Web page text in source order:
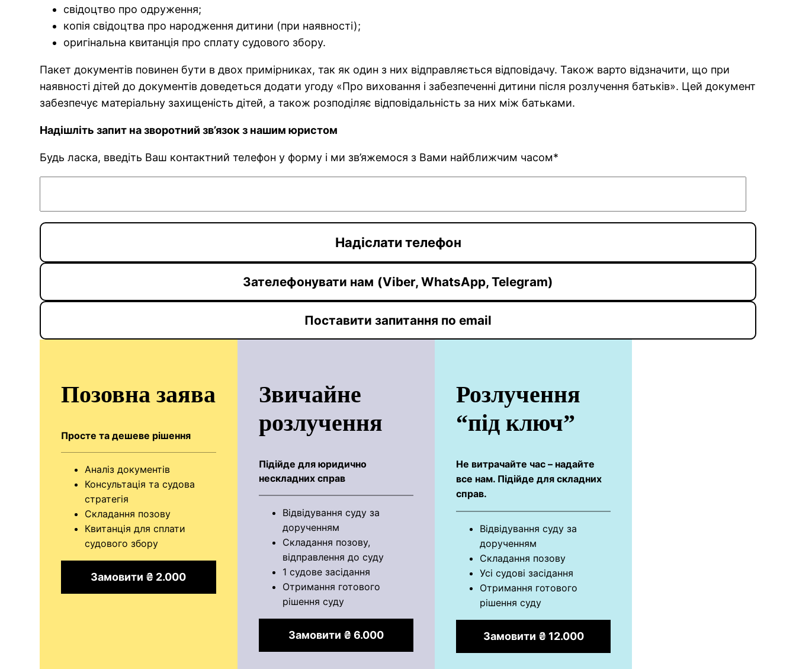
свідоцтво про одруження;
копія свідоцтва про народження дитини (при наявності);
оригінальна квитанція про сплату судового збору.
Пакет документів повинен бути в двох примірниках, так як один з них відправляється відповідачу. Також варто відзначити, що при
наявності дітей до документів доведеться додати угоду «Про виховання і забезпеченні дитини після розлучення батьків». Цей документ
забезпечує матеріальну захищеність дітей, а також розподіляє відповідальність за них між батьками.
Надішліть запит на зворотний зв’язок з нашим юристом
Будь ласка, введіть Ваш контактний телефон у форму і ми зв’яжемося з Вами найближчим часом*
Зателефонувати нам (Viber, WhatsApp, Telegram)
Поставити запитання по email
Позовна заява
Просте та дешеве рішення
Аналіз документів
Консультація та судова
стратегія
Складання позову
Квитанція для сплати
судового збору
Замовити ₴ 2.000
Звичайне
розлучення
Підійде для юридично
нескладних справ
Відвідування суду за
дорученням
Складання позову,
відправлення до суду
1 судове засідання
Отримання готового
рішення суду
Замовити ₴ 6.000
Розлучення
“під ключ”
Не витрачайте час – надайте
все нам. Підійде для складних
справ.
Відвідування суду за
дорученням
Складання позову
Усі судові засідання
Отримання готового
рішення суду
Замовити ₴ 12.000